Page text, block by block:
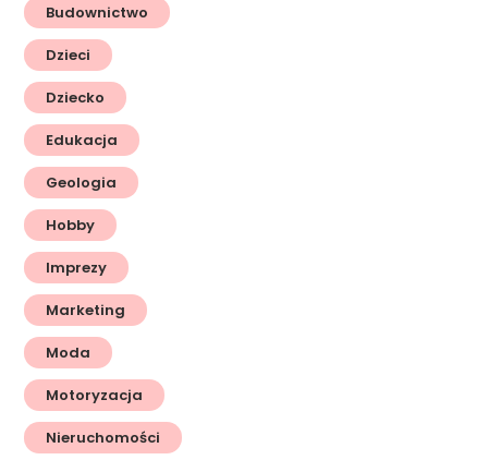
Budownictwo
Dzieci
Dziecko
Edukacja
Geologia
Hobby
Imprezy
Marketing
Moda
Motoryzacja
Nieruchomości